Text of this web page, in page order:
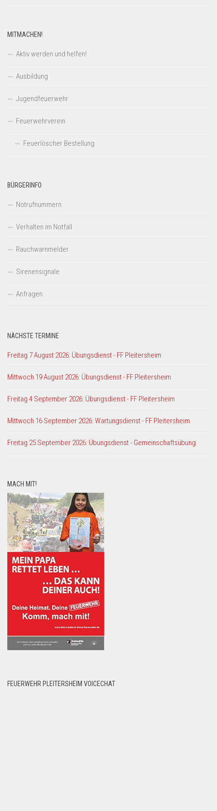
MITMACHEN!
Aktiv werden und helfen!
Ausbildung
Jugendfeuerwehr
Feuerwehrverein
Feuerlöscher Bestellung
BÜRGERINFO
Notrufnummern
Verhalten im Notfall
Rauchwarnmelder
Sirenensignale
Anfragen
NÄCHSTE TERMINE
Freitag 7 August 2026: Übungsdienst - FF Pleitersheim
Mittwoch 19 August 2026: Übungsdienst - FF Pleitersheim
Freitag 4 September 2026: Übungsdienst - FF Pleitersheim
Mittwoch 16 September 2026: Wartungsdienst - FF Pleitersheim
Freitag 25 September 2026: Übungsdienst - Gemeinschaftsübung
MACH MIT!
FEUERWEHR PLEITERSHEIM VOICECHAT